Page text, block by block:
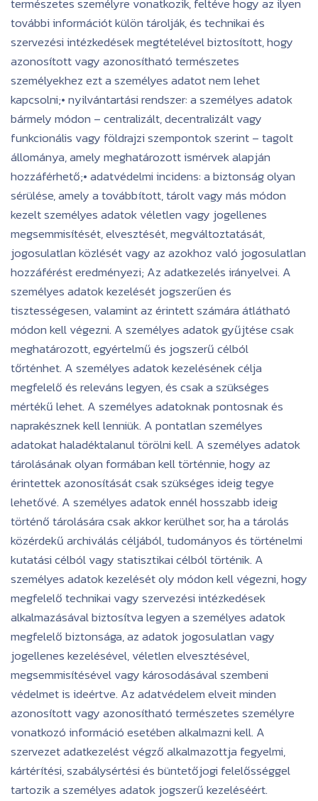
további információt külön tárolják, és technikai és
szervezési intézkedések megtételével biztosított, hogy
azonosított vagy azonosítható természetes
személyekhez ezt a személyes adatot nem lehet
kapcsolni;• nyilvántartási rendszer: a személyes adatok
bármely módon – centralizált, decentralizált vagy
funkcionális vagy földrajzi szempontok szerint – tagolt
állománya, amely meghatározott ismérvek alapján
hozzáférhető;• adatvédelmi incidens: a biztonság olyan
sérülése, amely a továbbított, tárolt vagy más módon
kezelt személyes adatok véletlen vagy jogellenes
megsemmisítését, elvesztését, megváltoztatását,
jogosulatlan közlését vagy az azokhoz való jogosulatlan
hozzáférést eredményezi; Az adatkezelés irányelvei. A
személyes adatok kezelését jogszerűen és
tisztességesen, valamint az érintett számára átlátható
módon kell végezni. A személyes adatok gyűjtése csak
meghatározott, egyértelmű és jogszerű célból
tőrténhet. A személyes adatok kezelésének célja
megfelelő és releváns legyen, és csak a szükséges
mértékű lehet. A személyes adatoknak pontosnak és
naprakésznek kell lenniük. A pontatlan személyes
adatokat haladéktalanul törölni kell. A személyes adatok
tárolásának olyan formában kell történnie, hogy az
érintettek azonosítását csak szükséges ideig tegye
lehetővé. A személyes adatok ennél hosszabb ideig
történő tárolására csak akkor kerülhet sor, ha a tárolás
közérdekű archiválás céljából, tudományos és történelmi
kutatási célból vagy statisztikai célból történik. A
személyes adatok kezelését oly módon kell végezni, hogy
megfelelő technikai vagy szervezési intézkedések
alkalmazásával biztosítva legyen a személyes adatok
megfelelő biztonsága, az adatok jogosulatlan vagy
jogellenes kezelésével, véletlen elvesztésével,
megsemmisítésével vagy károsodásával szembeni
védelmet is ideértve. Az adatvédelem elveit minden
azonosított vagy azonosítható természetes személyre
vonatkozó információ esetében alkalmazni kell. A
szervezet adatkezelést végző alkalmazottja fegyelmi,
kártérítési, szabálysértési és büntetőjogi felelősséggel
tartozik a személyes adatok jogszerű kezeléséért.